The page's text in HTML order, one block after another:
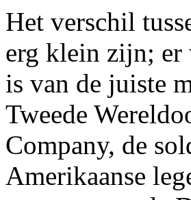
Het verschil
erg klein zijn; er
is van de juiste
Tweede
Company, de
Amerikaanse